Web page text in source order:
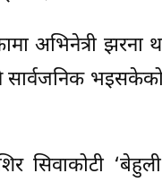
अभिनेत्री झरना
सिवाकोटी